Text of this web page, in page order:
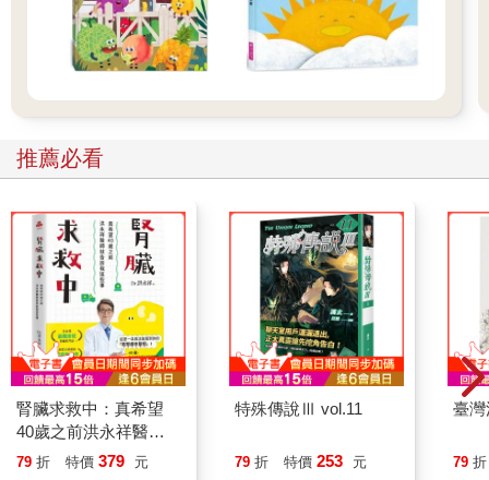
非監督式學習可以用來辨識異於常態的資料，在許多方面都很有
用，例如：偵測信用卡詐騙ヽ防止電腦遭到駭客攻擊ヽ提前發現
機器需要維修的跡象，以免發生故障。
讓電腦具有學習能力的一種常見方式是，建立類神經網路
統。這種系統的靈感來自人體神經元相互溝通的方式，讓電腦可
以學會如何處理資訊。
類神經網路（ANN）就是以這種類似的方式運作。程式設計師會
創造許多「節點」來模擬人體的神經元。整個類神經網路由一層
層的節點組成。
每個節點就像是一臺小型電腦，能夠進行簡單的運算。節點與節
點相互連接，交換資訊，就像大腦裡的神經元一樣。
具備 AI 的裝置，例如 FIZZY，就是透過類神經網路來學習。舉例
來說，當FIZZY學習如何辨識一顆橘子，會先把輸入資料送進類
神經網路中，經過好幾層節點的處理，最後產生結果並且輸出。
從錯誤中學習
一開始，工程師會透過「監督式學習」來訓練類神經網路。類神
經網路會隨機的產生結果，如果這個結果是錯誤的，只要和正確
的結果進行比對，就能慢慢修正、推敲出正確的結果。
推薦必看
腎臟求救中：真希望
40歲之前洪永祥醫師
就告訴我這些事
79 折 特價 379 元
特殊傳說Ⅲ vol.11
79 折 特價 253 元
臺
79 折